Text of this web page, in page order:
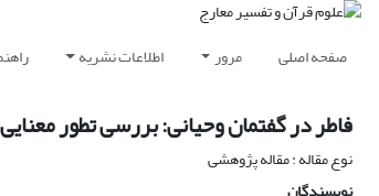
صفحه اصلی مرور اطلاعات نشریه
فاطر در گفتمان وحیانی: بررسی تطور
نوع مقاله : مقاله پژوهشی